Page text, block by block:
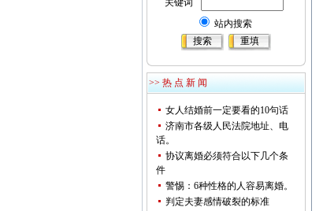
关键词
站内搜索
>> 热 点 新 闻
女人结婚前一定要看的10句话
济南市各级人民法院地址、电
话。
协议离婚必须符合以下几个条
件
警惕：6种性格的人容易离婚。
判定夫妻感情破裂的标准